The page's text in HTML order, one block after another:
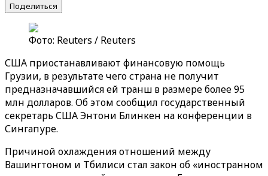
Поделиться
Фото: Reuters / Reuters
США приостанавливают финансовую помощь
Грузии, в результате чего страна не получит
предназначавшийся ей транш в размере более 95
млн долларов. Об этом сообщил государственный
секретарь США Энтони Блинкен на конференции в
Сингапуре.
Причиной охлаждения отношений между
Вашингтоном и Тбилиси стал закон об «иностранном